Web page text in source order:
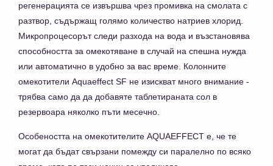
регенерацията се извършва чрез промивка на смолата с
разтвор, съдържащ голямо количество натриев хлорид.
Микропроцесорът следи разхода на вода и възстановява
способността за омекотяване в случай на спешна нужда
или автоматично в удобно за вас време. Колонните
омекотители Aquaeffect SF не изискват много внимание -
трябва само да да добавяте таблетираната сол в
резервоара няколко пъти месечно.
Особеността на омекотителите AQUAEFFECT е, че те
могат да бъдат свързани помежду си паралелно по всяко